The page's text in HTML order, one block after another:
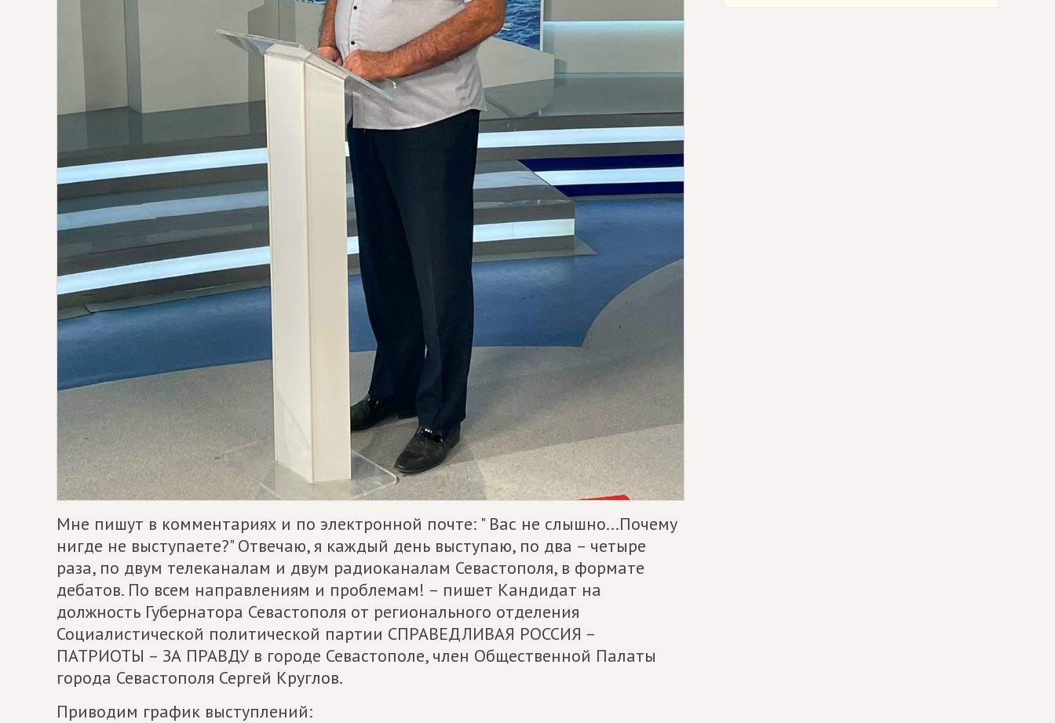
Мне пишут в комментариях и по электронной почте: " Вас не слышно...Почему
нигде не выступаете?" Отвечаю, я каждый день выступаю, по два – четыре
раза, по двум телеканалам и двум радиоканалам Севастополя, в формате
дебатов. По всем направлениям и проблемам! – пишет Кандидат на
должность Губернатора Севастополя от регионального отделения
Социалистической политической партии СПРАВЕДЛИВАЯ РОССИЯ –
ПАТРИОТЫ – ЗА ПРАВДУ в городе Севастополе, член Общественной Палаты
города Севастополя Сергей Круглов.
Приводим график выступлений: